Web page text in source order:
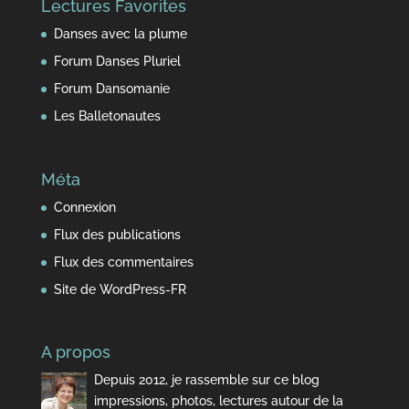
temps
Lectures Favorites
Danses avec la plume
Forum Danses Pluriel
Forum Dansomanie
Les Balletonautes
Méta
Connexion
Flux des publications
Flux des commentaires
Site de WordPress-FR
A propos
Depuis 2012, je rassemble sur ce blog
impressions, photos, lectures autour de la